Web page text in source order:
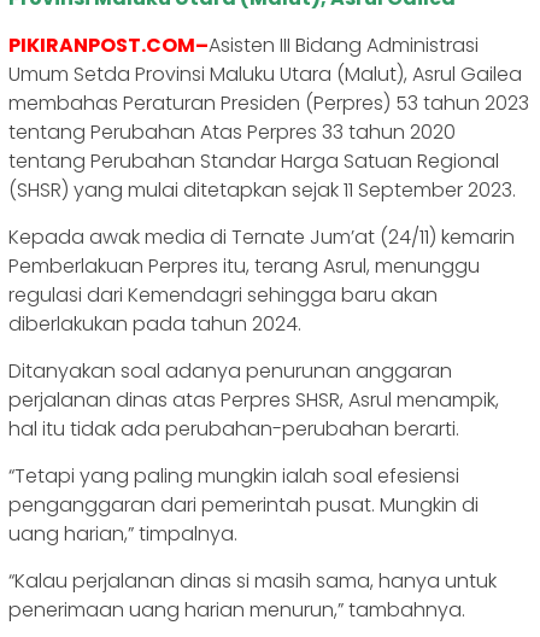
PIKIRANPOST.COM–Asisten III Bidang Administrasi
Umum Setda Provinsi Maluku Utara (Malut), Asrul Gailea
membahas Peraturan Presiden (Perpres) 53 tahun 2023
tentang Perubahan Atas Perpres 33 tahun 2020
tentang Perubahan Standar Harga Satuan Regional
(SHSR) yang mulai ditetapkan sejak 11 September 2023.
Kepada awak media di Ternate Jum’at (24/11) kemarin
Pemberlakuan Perpres itu, terang Asrul, menunggu
regulasi dari Kemendagri sehingga baru akan
diberlakukan pada tahun 2024.
Ditanyakan soal adanya penurunan anggaran
perjalanan dinas atas Perpres SHSR, Asrul menampik,
hal itu tidak ada perubahan-perubahan berarti.
“Tetapi yang paling mungkin ialah soal efesiensi
penganggaran dari pemerintah pusat. Mungkin di
uang harian,” timpalnya.
“Kalau perjalanan dinas si masih sama, hanya untuk
penerimaan uang harian menurun,” tambahnya.